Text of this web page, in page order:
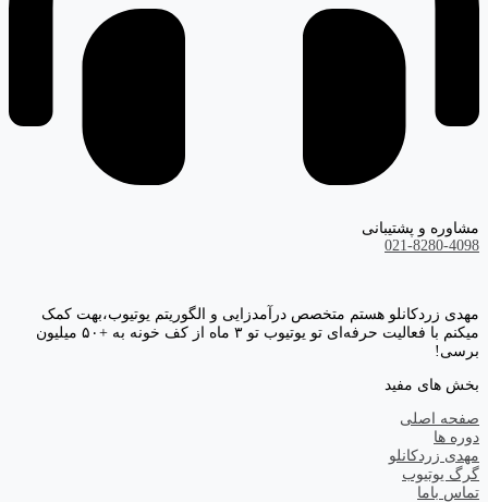
مشاوره و پشتیبانی
021-8280-4098
مهدی زردکانلو هستم متخصص درآمدزایی و الگوریتم یوتیوب،بهت کمک
میکنم با فعالیت حرفه‌ای تو یوتیوب تو ۳ ماه از کف خونه به +۵۰ میلیون
برسی!
بخش های مفید
صفحه اصلی
دوره ها
مهدی زردکانلو
گرگ یوتیوب
تماس باما